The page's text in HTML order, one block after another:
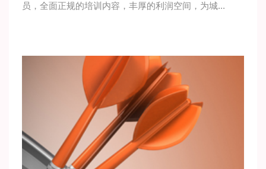
员，全面正规的培训内容，丰厚的利润空间，为城...